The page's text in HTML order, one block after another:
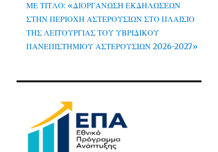
ΜΕ ΤΙΤΛΟ: «ΔΙΟΡΓΑΝΩΣΗ ΕΚΔΗΛΩΣΕΩΝ
ΣΤΗΝ ΠΕΡΙΟΧΗ ΑΣΤΕΡΟΥΣΙΩΝ ΣΤΟ ΠΛΑΙΣΙΟ
ΤΗΣ ΛΕΙΤΟΥΡΓΙΑΣ ΤΟΥ ΥΒΡΙΔΙΚΟΥ
ΠΑΝΕΠΙΣΤΗΜΙΟΥ ΑΣΤΕΡΟΥΣΙΩΝ 2026-2027»